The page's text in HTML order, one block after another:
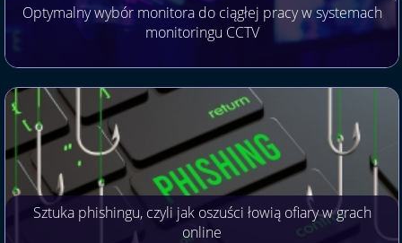
Optymalny wybór monitora do ciągłej pracy w systemach
monitoringu CCTV
Sztuka phishingu, czyli jak oszuści łowią ofiary w grach
online